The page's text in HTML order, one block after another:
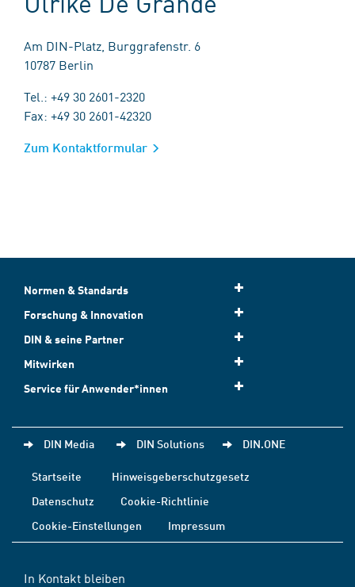
Am DIN-Platz, Burggrafenstr. 6
10787 Berlin
Tel.: +49 30 2601-2320
Fax: +49 30 2601-42320
Zum Kontaktformular
Normen & Standards
Forschung & Innovation
DIN & seine Partner
Mitwirken
Service für Anwender*innen
DIN Media DIN Solutions DIN.ONE
Startseite
Hinweisgeberschutzgesetz
Datenschutz
Cookie-Richtlinie
Cookie-Einstellungen
Impressum
In Kontakt bleiben